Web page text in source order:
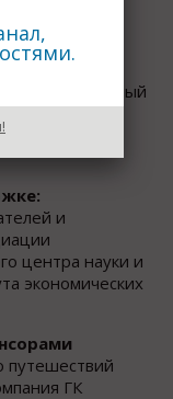
Российская
Международный
и
и
центра науки и
экономических
путешествий
ГК